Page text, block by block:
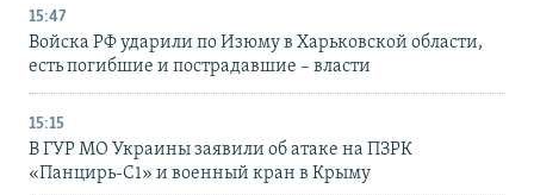
15:47
Войска РФ ударили по Изюму в Харьковской области,
есть погибшие и пострадавшие – власти
15:15
В ГУР МО Украины заявили об атаке на ПЗРК
«Панцирь-С1» и военный кран в Крыму